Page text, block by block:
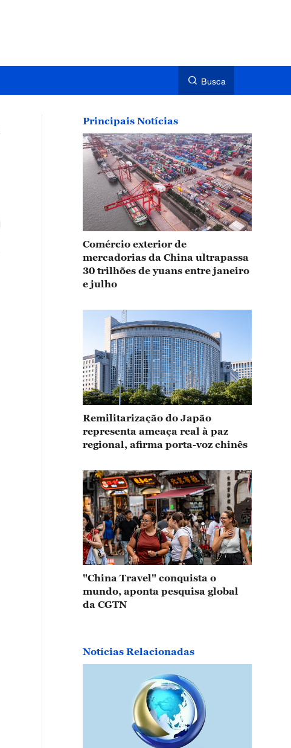
Busca
Principais Notícias
Comércio exterior de
mercadorias da China ultrapassa
30 trilhões de yuans entre janeiro
e julho
Remilitarização do Japão
representa ameaça real à paz
regional, afirma porta-voz chinês
"China Travel" conquista o
mundo, aponta pesquisa global
da CGTN
Notícias Relacionadas